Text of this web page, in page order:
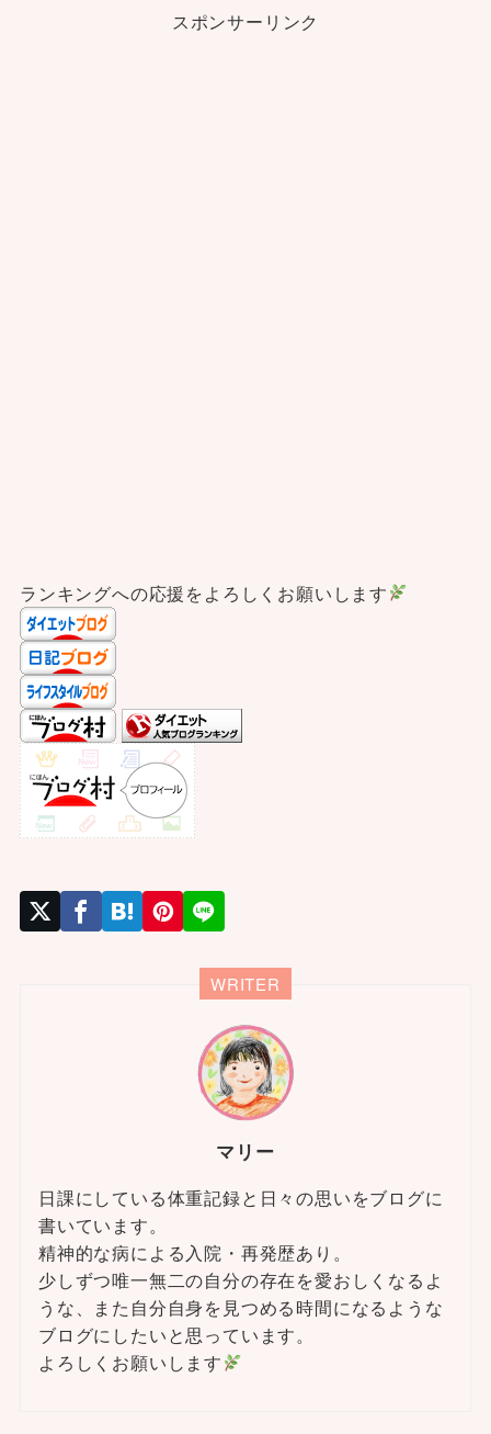
スポンサーリンク
ランキングへの応援をよろしくお願いします
WRITER
マリー
日課にしている体重記録と日々の思いをブログに
書いています。
精神的な病による入院・再発歴あり。
少しずつ唯一無二の自分の存在を愛おしくなるよ
うな、また自分自身を見つめる時間になるような
ブログにしたいと思っています。
よろしくお願いします